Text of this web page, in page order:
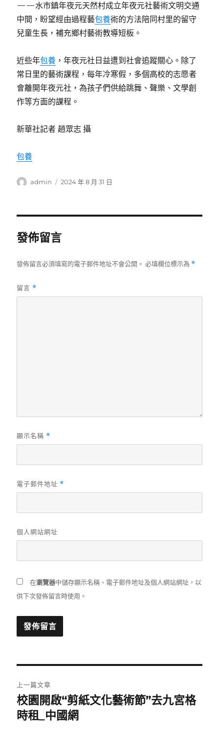
——水市鎮年夜元天然村成立年夜元社藝術文明交通
中間，盼望經由過程藝包養術的方法陪同村里的留守
兒童生長，補充鄉村藝術教導短板。
近些年包養 ，年夜元社日益遭到社會追蹤關心。除了
常日里的藝術課程，每年冷寒假，多個高校的志愿者
會離開年夜元社，為孩子們供給跳舞、聲樂、文學創
作等方面的課程。
新華社記者 趙眾志 攝
包養
作
admin
發
2024 年 8 月 31 日
發佈留言
發佈留言必須填寫的電子郵件地址不會公開。 必填欄位標示為 *
留言 *
顯示名稱 *
電子郵件地址 *
個人網站網址
在瀏覽器中儲存顯示名稱、電子郵件地址及個人網站網址，以
供下次發佈留言時使用。
章
導
上一篇文章
上
一
校園開啟“剪紙文化藝術節”去九宮格
時租_中國網